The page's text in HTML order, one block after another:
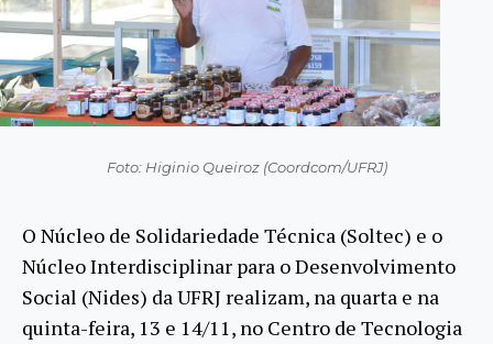
Foto: Higinio Queiroz (Coordcom/UFRJ)
O Núcleo de Solidariedade Técnica (Soltec) e o
Núcleo Interdisciplinar para o Desenvolvimento
Social (Nides) da UFRJ realizam, na quarta e na
quinta-feira, 13 e 14/11, no Centro de Tecnologia